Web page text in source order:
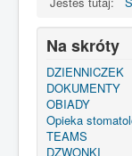
Na skróty
DZIENNICZEK
DOKUMENTY
OBIADY
Opieka
TEAMS
DZWONKI